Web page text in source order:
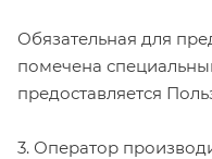
Обязательная для
помечена
предоставляется
3. Оператор